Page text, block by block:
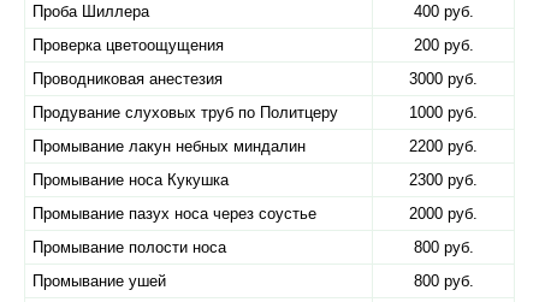
Проба Шиллера
400 руб.
Проверка цветоощущения
200 руб.
Проводниковая анестезия
3000 руб.
Продувание слуховых труб по Политцеру
1000 руб.
Промывание лакун небных миндалин
2200 руб.
Промывание носа Кукушка
2300 руб.
Промывание пазух носа через соустье
2000 руб.
Промывание полости носа
800 руб.
Промывание ушей
800 руб.